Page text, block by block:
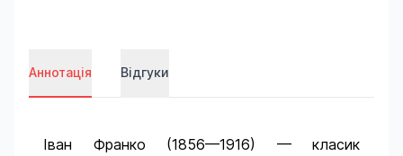
Аннотація Відгуки
Іван Франко (1856—1916) — класик